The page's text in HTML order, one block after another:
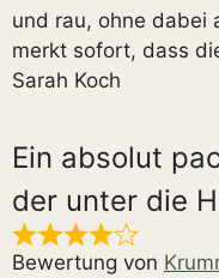
und rau, ohne dabei
merkt sofort, dass
Sarah Koch
Ein absolut
der unter die
Bewertung von